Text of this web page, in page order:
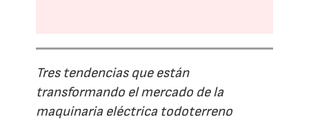
Tres tendencias que están
transformando el mercado de la
maquinaria eléctrica todoterreno